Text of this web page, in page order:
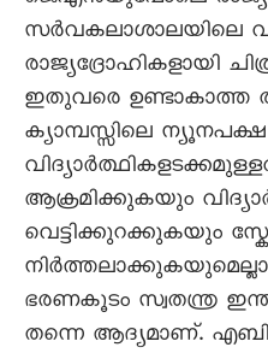
സര്‍വകലാശാലയിലെ
രാജ്യദ്രോഹികളായി
ഇതുവരെ ഉണ്ടാകാത്ത
ക്യാമ്പസ്സിലെ ന്യൂനപക്ഷ
ആക്രമിക്കുകയും
വെട്ടിക്കുറക്കുകയും
ഭരണകൂടം സ്വതന്ത്ര
തന്നെ ആദ്യമാണ്.